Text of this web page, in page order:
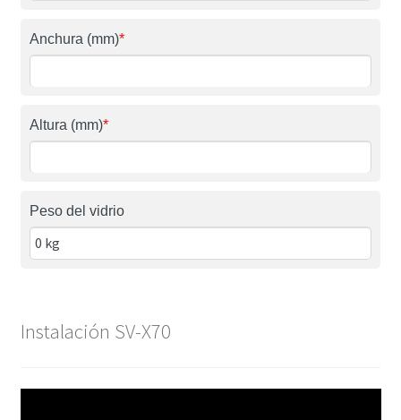
Anchura (mm)*
Altura (mm)*
Peso del vidrio
Instalación SV-X70